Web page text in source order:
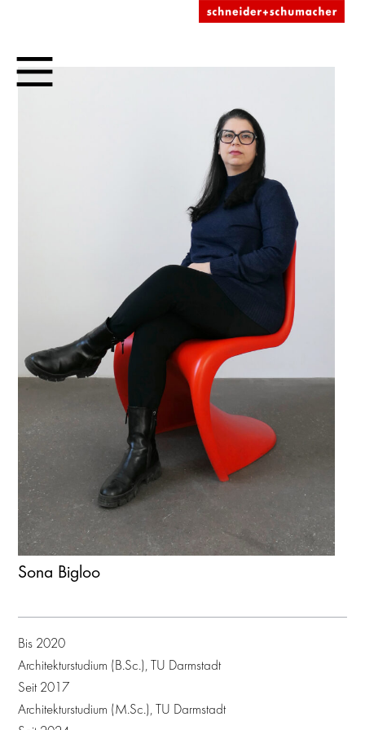
Sona Bigloo
Bis 2020
Architekturstudium (B.Sc.), TU Darmstadt
Seit 2017
Architekturstudium (M.Sc.), TU Darmstadt